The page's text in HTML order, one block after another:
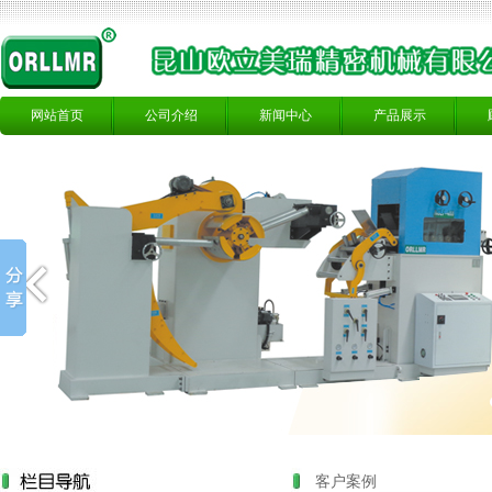
网站首页 公司介绍 新闻中心 产品展示
客户案例